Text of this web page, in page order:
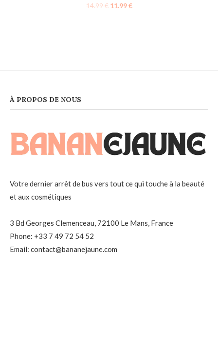
14.99€ 11.99€
À PROPOS DE NOUS
Votre dernier arrêt de bus vers tout ce qui touche à la beauté
et aux cosmétiques
3 Bd Georges Clemenceau, 72100 Le Mans, France
Phone: +33 7 49 72 54 52
Email: contact@bananejaune.com